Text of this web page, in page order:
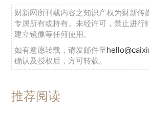
财新网所刊载内容之知识产权为财新传
专属所有或持有。未经许可，禁止进行
建立镜像等任何使用。
如有意愿转载，请发邮件至
确认及授权后，方可转载。
推荐阅读